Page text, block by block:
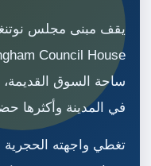
يقف مبنى مجلس
ساحة السوق القديمة،
في المدينة وأكثرها
تغطي واجهته